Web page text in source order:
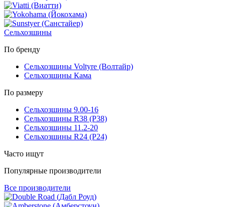
Сельхозшины
По бренду
Сельхозшины Voltyre (Волтайр)
Сельхозшины Кама
По размеру
Сельхозшины 9.00-16
Сельхозшины R38 (Р38)
Сельхозшины 11.2-20
Сельхозшины R24 (Р24)
Часто ищут
Популярные производители
Все производители